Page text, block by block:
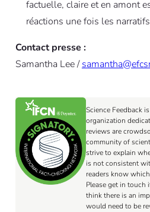
factuelle, claire et en amont
réactions une fois les
Contact presse :
Samantha Lee /
Science Feedback
organization
reviews are
community of
strive to explain
is not consistent
readers know
Please get in touch
think there is an
would need to be